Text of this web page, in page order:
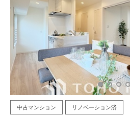
中古マンション リノベーション済